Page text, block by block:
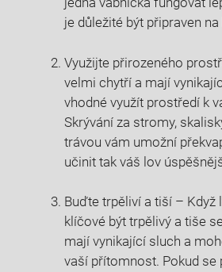
je důležité být připraven
Využijte přirozeného
velmi chytří a mají
vhodné využít prostředí k
Skrývání za stromy,
trávou vám umožní
učinit tak váš lov
Buďte trpěliví a tiší – Když
klíčové být trpělivý a tiše
mají vynikající sluch a
vaší přítomnost. Pokud se